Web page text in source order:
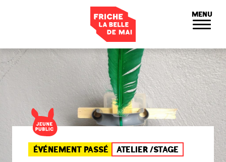
MENU
ÉVÉNEMENT PASSÉ ATELIER /STAGE
Panneau de gestion des cookies